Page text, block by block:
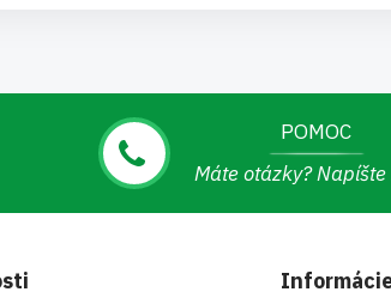
POMOC
Máte otázky?